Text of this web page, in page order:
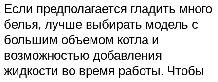
Если предполагается гладить много
белья, лучше выбирать модель с
большим объемом котла и
возможностью добавления
жидкости во время работы. Чтобы